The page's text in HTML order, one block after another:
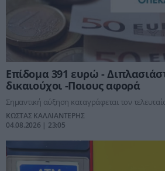
Επίδομα 391 ευρώ -
δικαιούχοι -Ποιους αφορά
Σημαντική αύξηση καταγράφεται τον
ΚΩΣΤΑΣ ΚΑΛΛΙΑΝΤΕΡΗΣ
04.08.2026 | 23:05